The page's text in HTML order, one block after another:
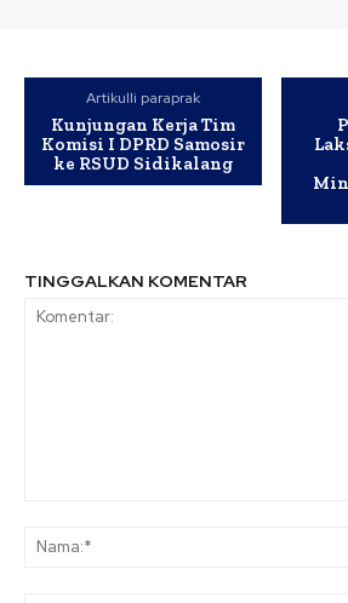
Artikulli paraprak
Kunjungan Kerja Tim
Komisi I DPRD Samosir
ke RSUD Sidikalang
TINGGALKAN KOMENTAR